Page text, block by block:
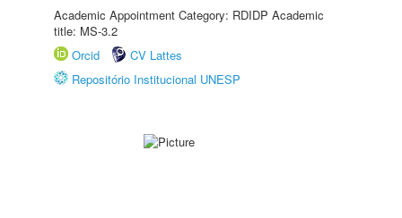
Academic Appointment Category: RDIDP Academic
title: MS-3.2
Orcid
CV Lattes
Repositório Institucional UNESP